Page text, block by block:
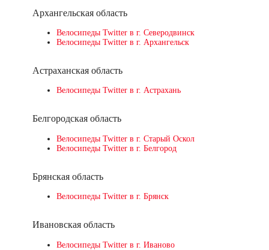
Архангельская область
Велосипеды Twitter в г. Северодвинск
Велосипеды Twitter в г. Архангельск
Астраханская область
Велосипеды Twitter в г. Астрахань
Белгородская область
Велосипеды Twitter в г. Старый Оскол
Велосипеды Twitter в г. Белгород
Брянская область
Велосипеды Twitter в г. Брянск
Ивановская область
Велосипеды Twitter в г. Иваново